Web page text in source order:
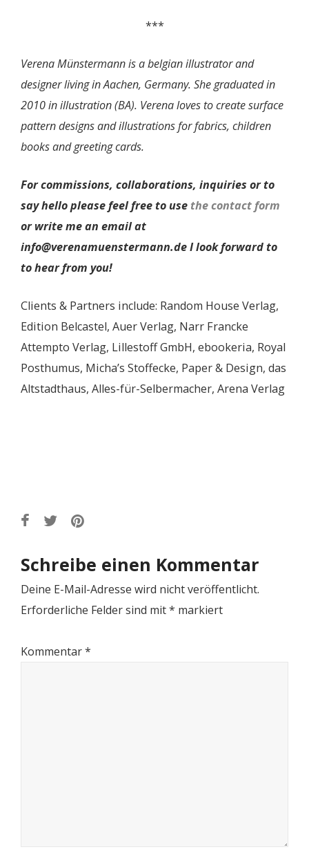
***
Verena Münstermann is a belgian illustrator and
designer living in Aachen, Germany. She graduated in
2010 in illustration (BA). Verena loves to create surface
pattern designs and illustrations for fabrics, children
books and greeting cards.
For commissions, collaborations, inquiries or to
say hello please feel free to use the contact form
orwrite me an email at
info@verenamuenstermann.deI look forward to
to hear from you!
Clients & Partners include: Random House Verlag,
Edition Belcastel, Auer Verlag, Narr Francke
Attempto Verlag, Lillestoff GmbH, ebookeria, Royal
Posthumus, Micha’s Stoffecke, Paper & Design, das
Altstadthaus, Alles-für-Selbermacher, Arena Verlag
Schreibe einen Kommentar
Deine E-Mail-Adresse wird nicht veröffentlicht.
Erforderliche Felder sind mit* markiert
Kommentar*